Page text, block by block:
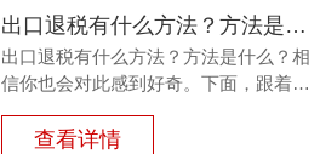
出口退税有什么方法？方法是什么？
出口退税有什么方法？方法是什么？相
信你也会对此感到好奇。下面，跟着广
查看详情